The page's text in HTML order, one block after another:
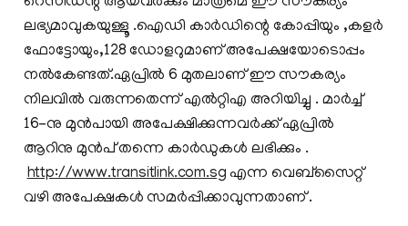
ലഭ്യമാവുകയുള്ളൂ .ഐഡി കാര്‍ഡിന്റെ കോപ്പിയും ,കളര്‍
ഫോട്ടോയും,128 ഡോളറുമാണ് അപേക്ഷയോടൊപ്പം
നല്‍കേണ്ടത്.ഏപ്രില്‍ 6 മുതലാണ് ഈ സൗകര്യം
നിലവില്‍ വരുന്നതെന്ന് എല്‍റ്റിഎ അറിയിച്ചു . മാര്‍ച്ച്‌
16-നു മുന്‍പായി അപേക്ഷിക്കുന്നവര്‍ക്ക് ഏപ്രില്‍
ആറിനു മുന്‍പ് തന്നെ കാര്‍ഡുകള്‍ ലഭിക്കും .
http://www.transitlink.com.sg എന്ന വെബ്സൈറ്റ്
വഴി അപേക്ഷകള്‍ സമര്‍പ്പിക്കാവുന്നതാണ് .